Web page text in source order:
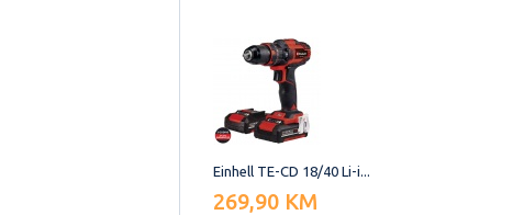
Einhell TE-CD 18/40 Li-i...
269,90 KM